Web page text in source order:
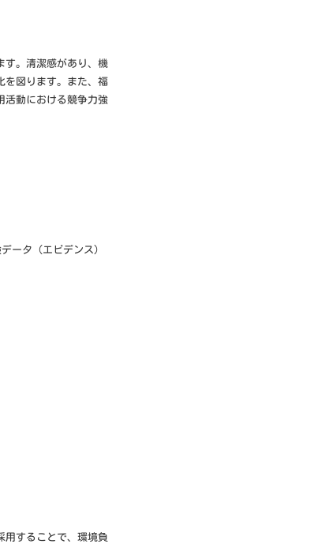
す。清潔感があり、機
を図ります。また、福
活動における競争力強
ータ（エビデンス）
用することで、環境負